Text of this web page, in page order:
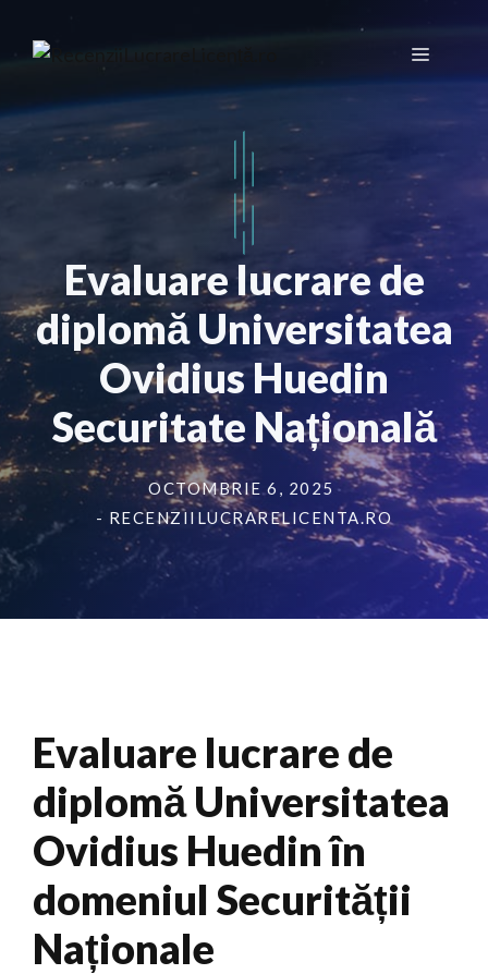
Meniu
Evaluare lucrare de
diplomă Universitatea
Ovidius Huedin
Securitate Națională
OCTOMBRIE 6, 2025
- RECENZIILUCRARELICENTA.RO
Evaluare lucrare de
diplomă Universitatea
Ovidius Huedin în
domeniul Securității
Naționale